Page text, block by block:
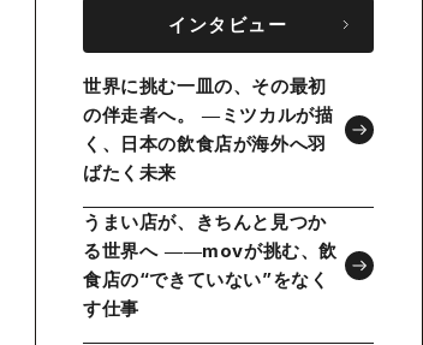
インタビュー
世界に挑む一皿の、その最初
の伴走者へ。 ―ミツカルが描
く、日本の飲食店が海外へ羽
ばたく未来
うまい店が、きちんと見つか
る世界へ ――movが挑む、飲
食店の“できていない”をなく
す仕事